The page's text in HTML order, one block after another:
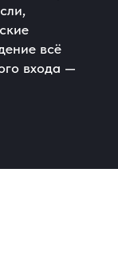
всё
входа —